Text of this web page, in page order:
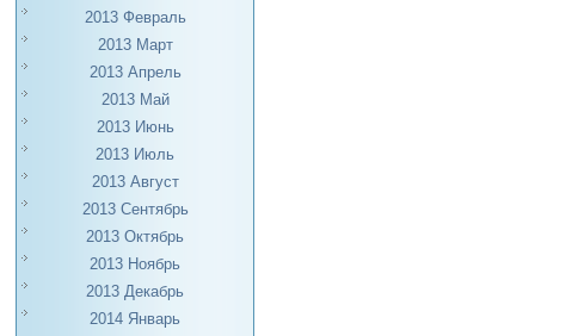
2013 Февраль
2013 Март
2013 Апрель
2013 Май
2013 Июнь
2013 Июль
2013 Август
2013 Сентябрь
2013 Октябрь
2013 Ноябрь
2013 Декабрь
2014 Январь